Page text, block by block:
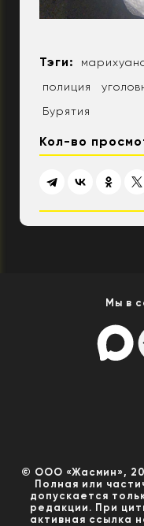
Тэги:
полиция
Бурятия
Кол-во
Мы в
© ООО «Жасмин»,
Полная или
допускается
редакции. При
активная ссылка